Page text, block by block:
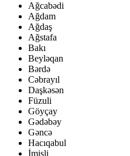
Ağcabədi
Ağdam
Ağdaş
Ağstafa
Bakı
Beyləqan
Bərdə
Cəbrayıl
Daşkəsən
Füzuli
Göyçay
Gədəbəy
Gəncə
Hacıqabul
İmişli